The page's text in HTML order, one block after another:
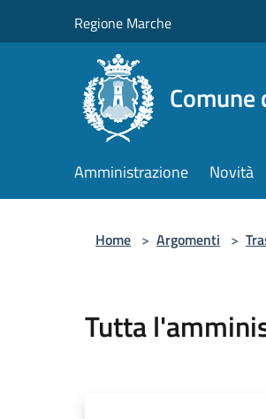
Regione Marche
Amministrazione Novità
Home > Argomenti >
Tutta